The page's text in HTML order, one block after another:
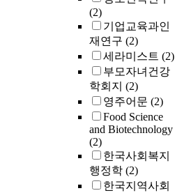
(2)
기업교육과인
재연구 (2)
세라미스트 (2)
부모자녀건강
학회지 (2)
영주어문 (2)
Food Science
and Biotechnology
(2)
한국사회복지
행정학 (2)
한국지역사회